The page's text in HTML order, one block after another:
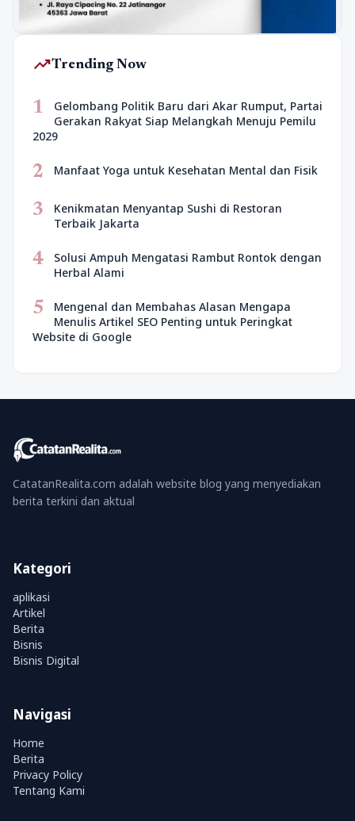
trending_upTrending Now
1
Gelombang Politik Baru dari Akar Rumput, Partai
Gerakan Rakyat Siap Melangkah Menuju Pemilu
2029
2 Manfaat Yoga untuk Kesehatan Mental dan Fisik
3
Kenikmatan Menyantap Sushi di Restoran
Terbaik Jakarta
4
Solusi Ampuh Mengatasi Rambut Rontok dengan
Herbal Alami
5
Mengenal dan Membahas Alasan Mengapa
Menulis Artikel SEO Penting untuk Peringkat
Website di Google
CatatanRealita.com adalah website blog yang menyediakan
berita terkini dan aktual
Kategori
aplikasi
Artikel
Berita
Bisnis
Bisnis Digital
Navigasi
Home
Berita
Privacy Policy
Tentang Kami